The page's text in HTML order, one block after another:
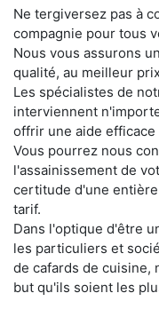
Ne tergiversez pas à
compagnie pour tous
Nous vous assurons
qualité, au meilleur
Les spécialistes de
interviennent
offrir une aide
Vous pourrez nous
l'assainissement de
certitude d'une
tarif.
Dans l'optique d'être
les particuliers et
de cafards de cuisine,
but qu'ils soient les